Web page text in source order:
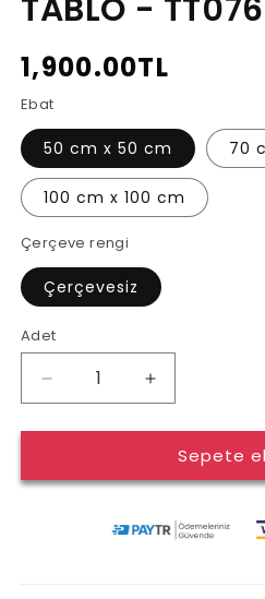
TABLO -
Normal
fiyat
1,900.00TL
Ebat
50 cm x 50 cm 70
100 cm x 100 cm
Çerçeve rengi
Çerçevesiz
Adet
Adet
DEKORATİF
KARE
CAM
-
DEKORATİF
KARE
CAM
TABLO
-
için
Sepete